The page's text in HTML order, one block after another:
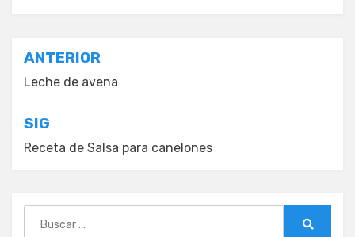
Navegación
de
entradas
ANTERIOR
Leche de avena
SIG
Receta de Salsa para canelones